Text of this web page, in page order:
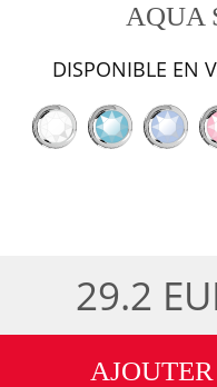
AQUA
DISPONIBLE EN
29.2